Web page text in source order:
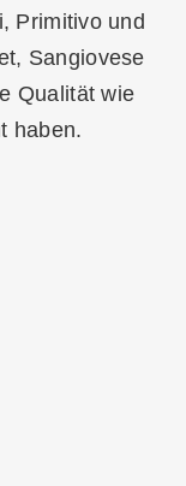
Primitivo und
Sangiovese
Qualität wie
haben.